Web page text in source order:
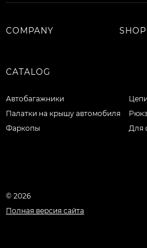
COMPANY SHOP
CATALOG
Автобагажники
Палатки на крышу автомобиля
Фаркопы
Для
© 2026
Полная версия сайта